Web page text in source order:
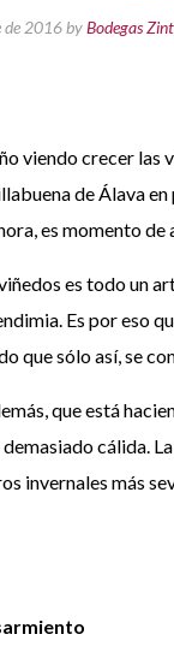
de 2016byBodegas
viendo crecer las
de Álava
es momento
es todo un
Es por eso
que sólo así, se
que está
cálida.
invernales más